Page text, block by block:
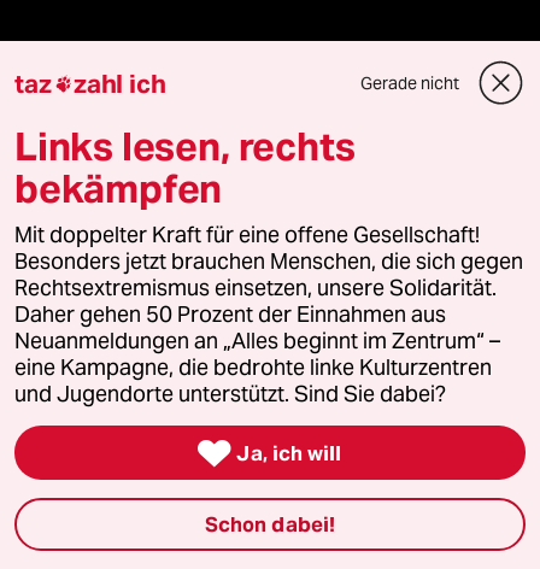
Anzeigen
Fragen & Hilfe
Feedback
Aboservice
ePaper Login
taz zahl ich Gerade nicht
Links lesen, rechts
bekämpfen
Mit doppelter Kraft für eine offene Gesellschaft!
Besonders jetzt brauchen Menschen, die sich gegen
Rechtsextremismus einsetzen, unsere Solidarität.
Daher gehen 50 Prozent der Einnahmen aus
Neuanmeldungen an „Alles beginnt im Zentrum“ –
eine Kampagne, die bedrohte linke Kulturzentren
und Jugendorte unterstützt. Sind Sie dabei?
 Ja, ich will
Schon dabei!